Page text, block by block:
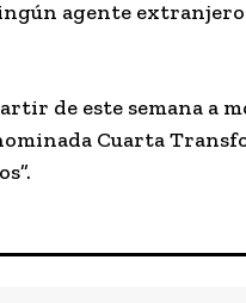
agente
de este semana a
Cuarta